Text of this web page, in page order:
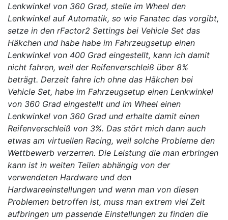
Lenkwinkel von 360 Grad, stelle im Wheel den
Lenkwinkel auf Automatik, so wie Fanatec das vorgibt,
setze in den rFactor2 Settings bei Vehicle Set das
Häkchen und habe habe im Fahrzeugsetup einen
Lenkwinkel von 400 Grad eingestellt, kann ich damit
nicht fahren, weil der Reifenverschleiß über 8%
beträgt. Derzeit fahre ich ohne das Häkchen bei
Vehicle Set, habe im Fahrzeugsetup einen Lenkwinkel
von 360 Grad eingestellt und im Wheel einen
Lenkwinkel von 360 Grad und erhalte damit einen
Reifenverschleiß von 3%. Das stört mich dann auch
etwas am virtuellen Racing, weil solche Probleme den
Wettbewerb verzerren. Die Leistung die man erbringen
kann ist in weiten Teilen abhängig von der
verwendeten Hardware und den
Hardwareeinstellungen und wenn man von diesen
Problemen betroffen ist, muss man extrem viel Zeit
aufbringen um passende Einstellungen zu finden die